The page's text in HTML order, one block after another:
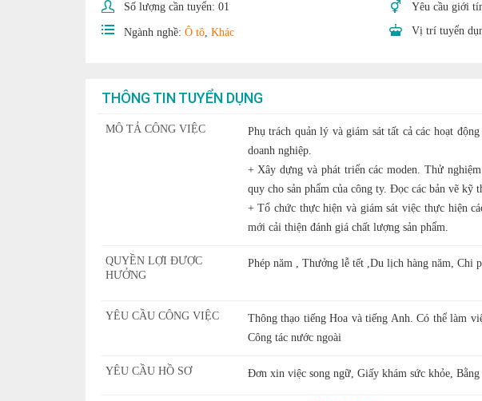
Số lượng cần tuyển: 01 Yêu cầu giới
Ngành nghề: Ô tô, Khác Vị trí tuyển
THÔNG TIN TUYỂN DỤNG
MÔ TẢ CÔNG VIỆC
Phụ trách quản lý và giám sát tất cả các hoạt
doanh nghiệp.
+ Xây dựng và phát triển các moden. Thử
quy cho sản phẩm của công ty. Đọc các bản vẽ kỹ
+ Tổ chức thực hiện và giám sát việc thực hiện
mới cải thiện đánh giá chất lượng sản phẩm.
QUYỀN LỢI ĐƯỢC
HƯỞNG
Phép năm , Thưởng lễ tết ,Du lịch hàng năm, Chi
YÊU CẦU CÔNG VIỆC
Thông thạo tiếng Hoa và tiếng Anh. Có thể làm
Công tác nước ngoài
YÊU CẦU HỒ SƠ Đơn xin việc song ngữ, Giấy khám sức khỏe, Bằng